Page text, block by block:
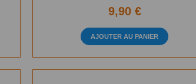
9,90 €
AJOUTER AU PANIER